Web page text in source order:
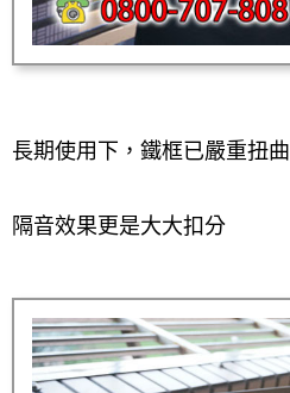
長期使用下，鐵框已嚴重扭曲
隔音效果更是大大扣分